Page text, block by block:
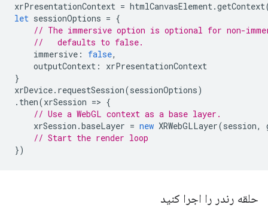
xrPresentationContext = htmlCanvasElement.getContext
let sessionOptions = {
// The immersive option is optional for non-
//   defaults to false.
immersive : false,
outputContext :
xrPresentationContext
}
xrDevice. requestSession(sessionOptions)
. then(xrSession => {
// Use a WebGL context as a base layer.
xrSession .baseLayer = new XRWebGLLayer(session,
// Start the render loop
})
حلقه رندر را اجرا کنید